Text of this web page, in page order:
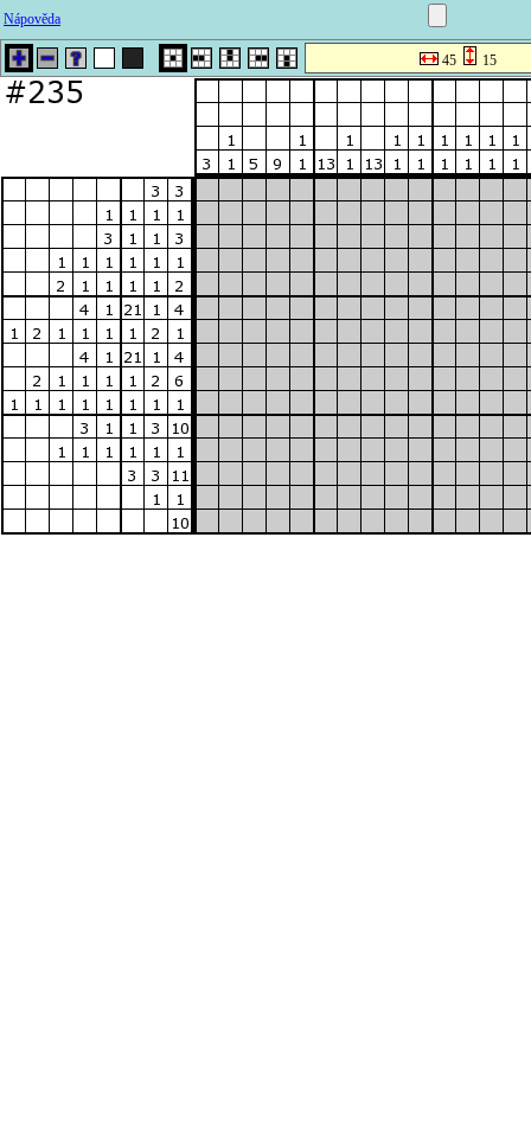
Nápověda
45 15